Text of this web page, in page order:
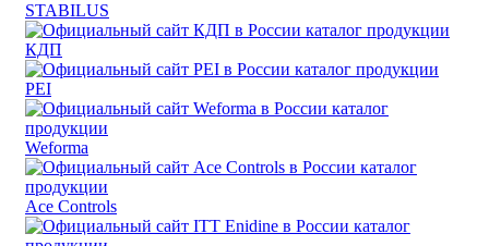
STABILUS
КДП
PEI
Weforma
Ace Controls